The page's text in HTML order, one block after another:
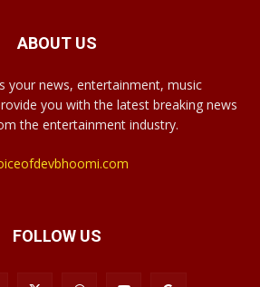
ABOUT US
your news, entertainment, music
you with the latest breaking news
the entertainment industry.
FOLLOW US